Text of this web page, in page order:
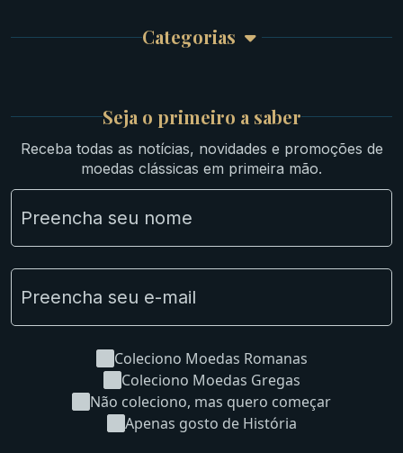
Atendimento
Categorias
Ouro
Ibéricas
Lotes Grandes
Material Numismático
NGC e NNC Encapsuladas
Novidades
Seja o primeiro a saber
Receba todas as notícias, novidades e promoções de
moedas clássicas em primeira mão.
Coleciono Moedas Romanas
Coleciono Moedas Gregas
Não coleciono, mas quero começar
Apenas gosto de História